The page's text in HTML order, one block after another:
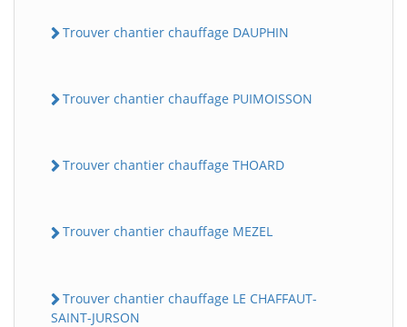
Trouver chantier chauffage DAUPHIN
Trouver chantier chauffage PUIMOISSON
Trouver chantier chauffage THOARD
Trouver chantier chauffage MEZEL
Trouver chantier chauffage LE CHAFFAUT-
SAINT-JURSON